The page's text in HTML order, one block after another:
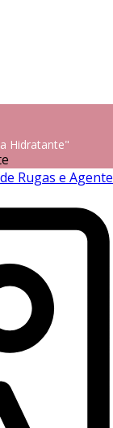
Hidratante"